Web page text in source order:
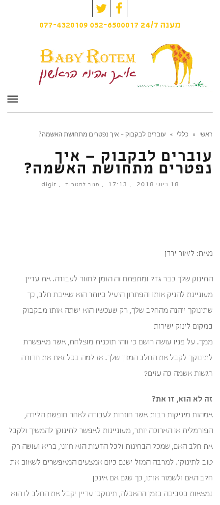
Facebook
Twitter
מענה 077-4320109 052-6500017 24/7
ראשי » כללי » עוברים לבקבוק – איך נפטרים מתחושת האשמה?
עוברים לבקבוק – איך
נפטרים מתחושת האשמה?
18 ביוני 2018 17:13 סגור לתגובות עובריםdigit
מאת: ליאור ירדן
התינוק שלך כבר גדל ומתפתח זה הזמן לחזור לעבודה. את עדיין
מעוניינת להניק אותו והפתרון היעיל ביותר הוא שאיבת חלב, כך
שתינוקך ייהנה מהחלב שלך, רק שעכשיו הוא ישתה אותו מבקבוק
במקום לינוק ישירות
ממך. על פניו עושה רושם כי זוהי תוכנית מוצלחת, אשר מאפשרת
לתינוקך לקבל את החלב המזין שלך. אז למה בכל זאת את חדורה
רגשות אשמה כה עזים?
זה לא הוא, זו את?
אמהות מיניקות רבות אשר חוזרות לעבודה לאחר חופשת הלידה,
הפורמלית או הארוכה יותר, מעוניינות לאפשר לתינוקן להמשיך ולקבל
את חלב האם, שמכל הבחינות ולכל הדעות הוא חיוני, בריא ועושה רק
טוב לתינוקן. למרבה המזל ישנם כיום אמצעים המאפשרים לשאוב את
חלב האם ולשמור אותו, כך שגם אם אינכן
נמצאות בסביבה בזמן ההאכלה, תינוקכן עדיין יקבל את החלב לו הוא